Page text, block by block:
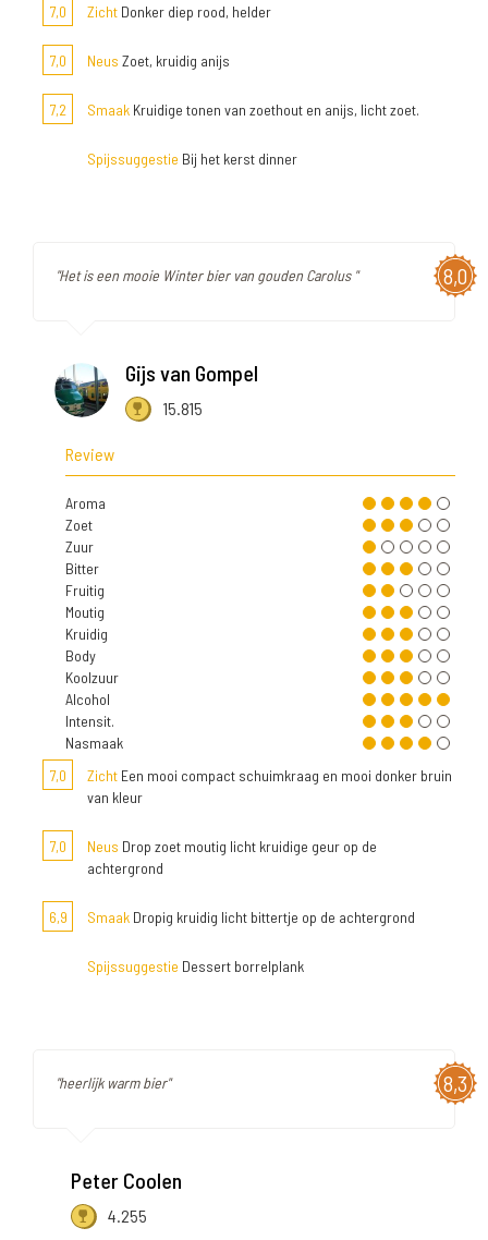
7,0
Zicht Donker diep rood, helder
7,0 Neus Zoet, kruidig anijs
7,2 Smaak Kruidige tonen van zoethout en anijs, licht zoet.
Spijssuggestie Bij het kerst dinner
8,0
"Het is een mooie Winter bier van gouden Carolus "
Gijs van Gompel
15.815
Review
Aroma
Zoet
Zuur
Bitter
Fruitig
Moutig
Kruidig
Body
Koolzuur
Alcohol
Intensit.
Nasmaak
7,0
Zicht Een mooi compact schuimkraag en mooi donker bruin
van kleur
7,0 Neus Drop zoet moutig licht kruidige geur op de
achtergrond
6,9 Smaak Dropig kruidig licht bittertje op de achtergrond
Spijssuggestie Dessert borrelplank
8,3
"heerlijk warm bier"
Peter Coolen
4.255